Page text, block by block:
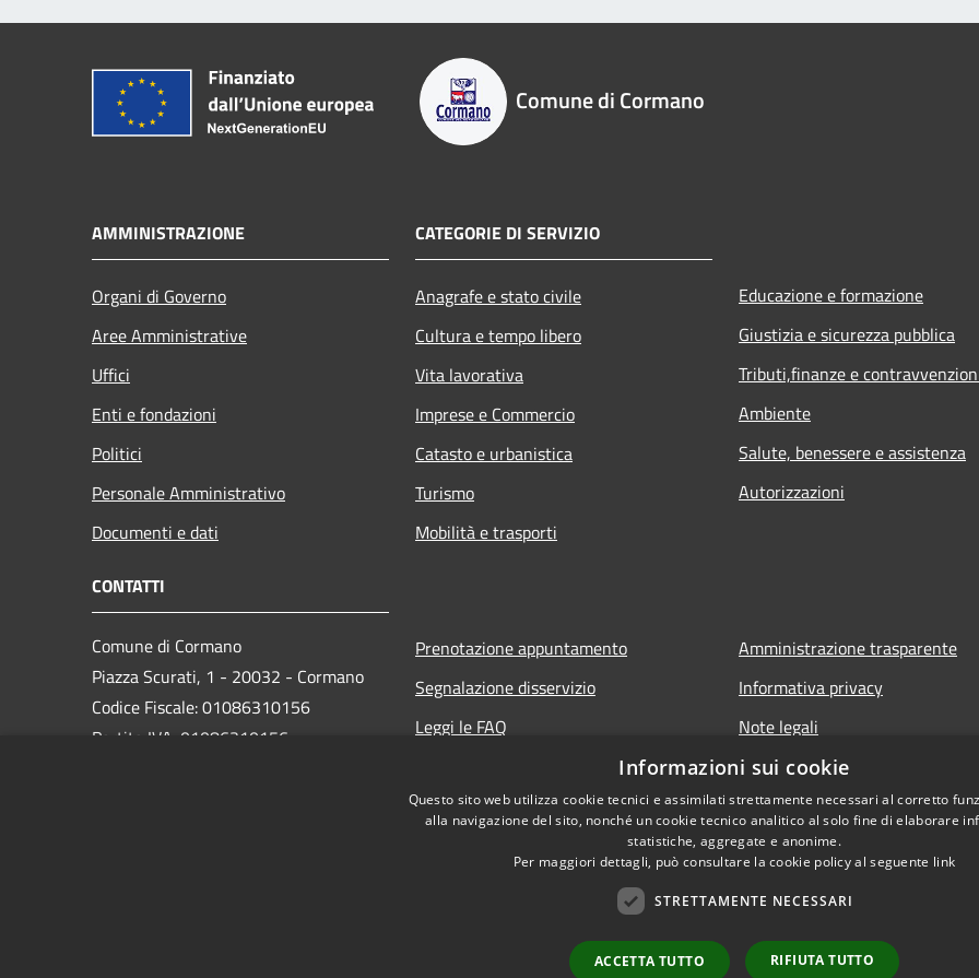
Comune di Cormano
AMMINISTRAZIONE
Organi di Governo
Aree Amministrative
Uffici
Enti e fondazioni
Politici
Personale Amministrativo
Documenti e dati
CATEGORIE DI SERVIZIO
Anagrafe e stato civile
Cultura e tempo libero
Vita lavorativa
Imprese e Commercio
Catasto e urbanistica
Turismo
Mobilità e trasporti
Educazione e formazione
Giustizia e sicurezza pubblica
Tributi,finanze e
Ambiente
Salute, benessere e assistenza
Autorizzazioni
CONTATTI
Comune di Cormano
Piazza Scurati, 1 - 20032 - Cormano
Codice Fiscale: 01086310156
Partita IVA: 01086310156
Prenotazione appuntamento
Segnalazione disservizio
Leggi le FAQ
Amministrazione trasparente
Informativa privacy
Note legali
Dichiarazione di accessibilità
Informazioni sui cookie
Questo sito web utilizza cookie tecnici e assimilati strettamente necessari al corretto
alla navigazione del sito, nonché un cookie tecnico analitico al solo fine di elaborare
statistiche, aggregate e anonime.
Per maggiori dettagli, può consultare la cookie policy al seguente link
STRETTAMENTE NECESSARI
ACCETTA TUTTO RIFIUTA TUTTO